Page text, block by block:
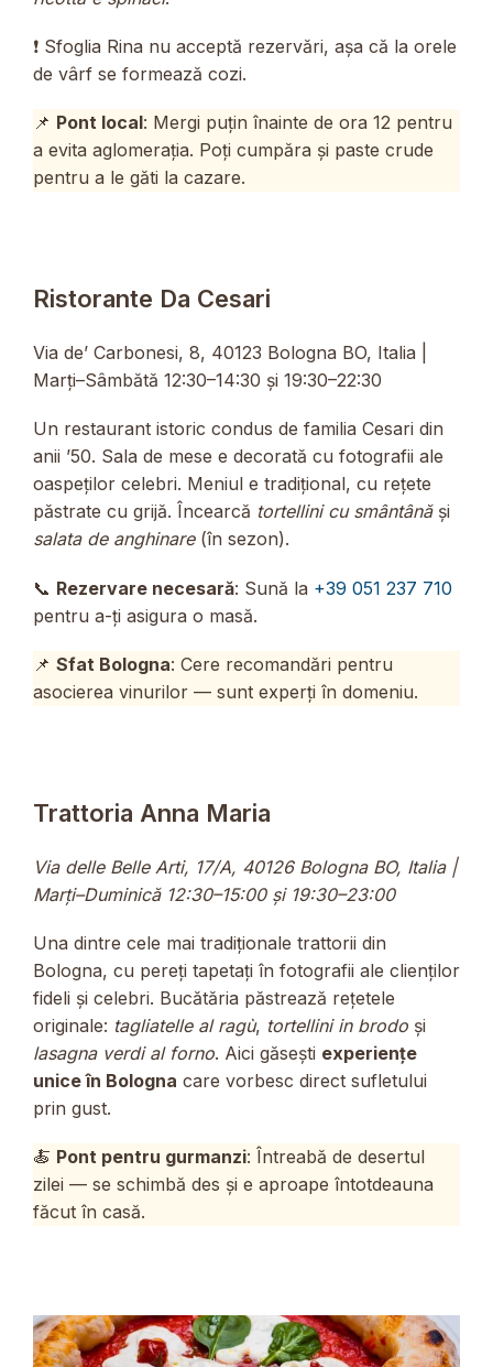
❗ Sfoglia Rina nu acceptă rezervări, așa că la orele
de vârf se formează cozi.
📌 Pont local: Mergi puțin înainte de ora 12 pentru
a evita aglomerația. Poți cumpăra și paste crude
pentru a le găti la cazare.
Ristorante Da Cesari
Via de’ Carbonesi, 8, 40123 Bologna BO, Italia |
Marți–Sâmbătă 12:30–14:30 și 19:30–22:30
Un restaurant istoric condus de familia Cesari din
anii ’50. Sala de mese e decorată cu fotografii ale
oaspeților celebri. Meniul e tradițional, cu rețete
păstrate cu grijă. Încearcă tortellini cu smântânăși
salata de anghinare(în sezon).
📞 Rezervare necesară: Sună la +39 051 237 710
pentru a-ți asigura o masă.
📌 Sfat Bologna: Cere recomandări pentru
asocierea vinurilor — sunt experți în domeniu.
Trattoria Anna Maria
Via delle Belle Arti, 17/A, 40126 Bologna BO, Italia |
Marți–Duminică 12:30–15:00 și 19:30–23:00
Una dintre cele mai tradiționale trattorii din
Bologna, cu pereți tapetați în fotografii ale clienților
fideli și celebri. Bucătăria păstrează rețetele
originale: tagliatelle al ragù, tortellini in brodo și
lasagna verdi al forno. Aici găsești experiențe
unice în Bologna care vorbesc direct sufletului
prin gust.
🍝 Pont pentru gurmanzi: Întreabă de desertul
zilei — se schimbă des și e aproape întotdeauna
făcut în casă.